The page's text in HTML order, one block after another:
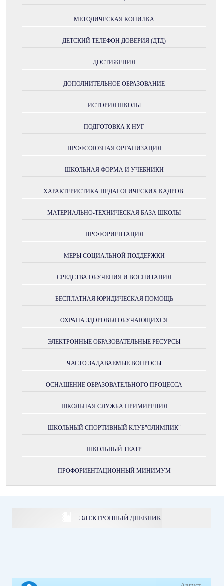
МЕТОДИЧЕСКАЯ КОПИЛКА
ДЕТСКИЙ ТЕЛЕФОН ДОВЕРИЯ (ДТД)
ДОСТИЖЕНИЯ
ДОПОЛНИТЕЛЬНОЕ ОБРАЗОВАНИЕ
ИСТОРИЯ ШКОЛЫ
ПОДГОТОВКА К НУГ
ПРОФСОЮЗНАЯ ОРГАНИЗАЦИЯ
ШКОЛЬНАЯ ФОРМА И УЧЕБНИКИ
ХАРАКТЕРИСТИКА ПЕДАГОГИЧЕСКИХ КАДРОВ.
МАТЕРИАЛЬНО-ТЕХНИЧЕСКАЯ БАЗА ШКОЛЫ
ПРОФОРИЕНТАЦИЯ
МЕРЫ СОЦИАЛЬНОЙ ПОДДЕРЖКИ
СРЕДСТВА ОБУЧЕНИЯ И ВОСПИТАНИЯ
БЕСПЛАТНАЯ ЮРИДИЧЕСКАЯ ПОМОЩЬ
ОХРАНА ЗДОРОВЬЯ ОБУЧАЮЩИХСЯ
ЭЛЕКТРОННЫЕ ОБРАЗОВАТЕЛЬНЫЕ РЕСУРСЫ
ЧАСТО ЗАДАВАЕМЫЕ ВОПРОСЫ
ОСНАЩЕНИЕ ОБРАЗОВАТЕЛЬНОГО ПРОЦЕССА
ШКОЛЬНАЯ СЛУЖБА ПРИМИРЕНИЯ
ШКОЛЬНЫЙ СПОРТИВНЫЙ КЛУБ"ОЛИМПИК"
ШКОЛЬНЫЙ ТЕАТР
ПРОФОРИЕНТАЦИОННЫЙ МИНИМУМ
ЭЛЕКТРОННЫЙ ДНЕВНИК